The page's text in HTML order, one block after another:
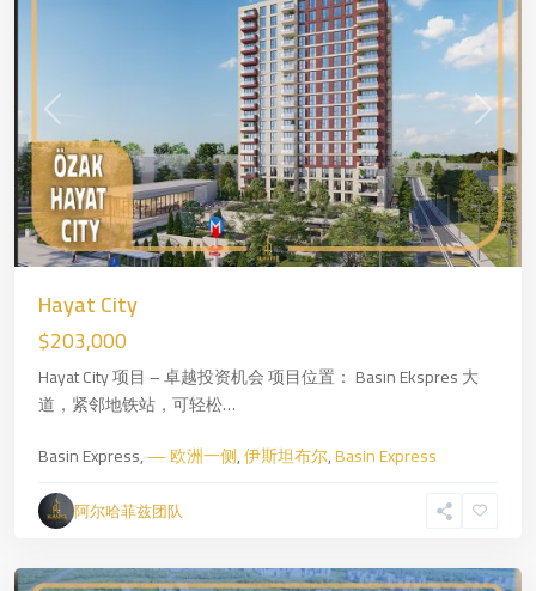
Previous Next
Hayat City
$203,000
Hayat City 项目 – 卓越投资机会 项目位置： Basın Ekspres 大
道，紧邻地铁站，可轻松…
Basin Express,— 欧洲一侧,伊斯坦布尔,Basin Express
阿尔哈菲兹团队
Kartal,
—
亚
洲
一
侧
斯
坦
布